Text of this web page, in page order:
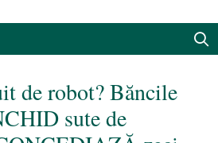
de robot? Băncile
sute de